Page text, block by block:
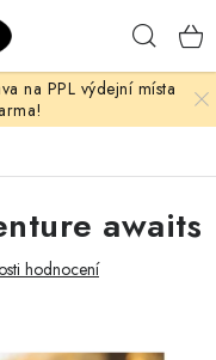
na PPL výdejní místa
awaits
hodnocení